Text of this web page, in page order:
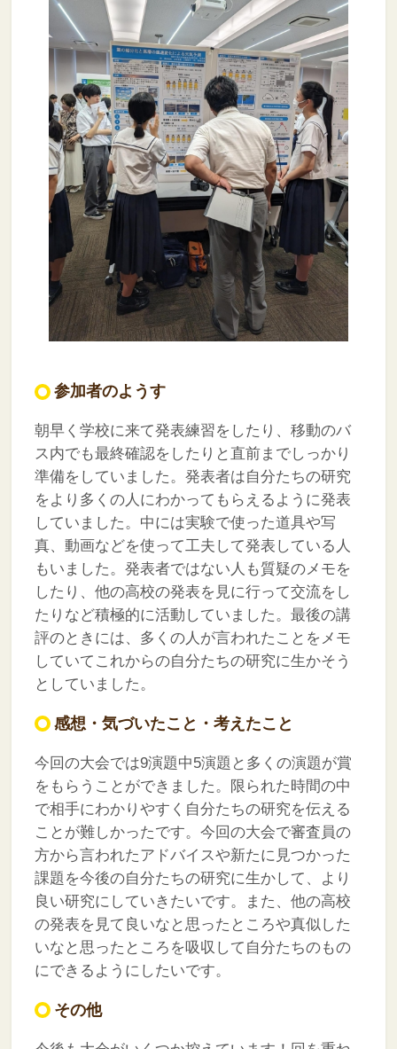
参加者のようす
朝早く学校に来て発表練習をしたり、移動のバ
ス内でも最終確認をしたりと直前までしっかり
準備をしていました。発表者は自分たちの研究
をより多くの人にわかってもらえるように発表
していました。中には実験で使った道具や写
真、動画などを使って工夫して発表している人
もいました。発表者ではない人も質疑のメモを
したり、他の高校の発表を見に行って交流をし
たりなど積極的に活動していました。最後の講
評のときには、多くの人が言われたことをメモ
していてこれからの自分たちの研究に生かそう
としていました。
感想・気づいたこと・考えたこと
今回の大会では9演題中5演題と多くの演題が賞
をもらうことができました。限られた時間の中
で相手にわかりやすく自分たちの研究を伝える
ことが難しかったです。今回の大会で審査員の
方から言われたアドバイスや新たに見つかった
課題を今後の自分たちの研究に生かして、より
良い研究にしていきたいです。また、他の高校
の発表を見て良いなと思ったところや真似した
いなと思ったところを吸収して自分たちのもの
にできるようにしたいです。
その他